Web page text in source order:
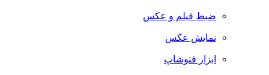
ضبط فيلم و عكس
نمایش عکس
ابزار فتوشاپ